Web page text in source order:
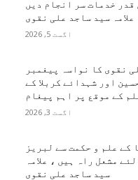
قدر خدمات سر انجام دیں
علامہ سید ساجد علی نقوی
اگست 5, 2026
نقوی کا نواسہ پیغمبر
اور شہدائے کربلا کے
کے موقع پر اہم پیغام
اگست 3, 2026
کے علم و حکمت سے لبریز
مشعل راہ ہیں ، علامہ
سید ساجد علی نقوی